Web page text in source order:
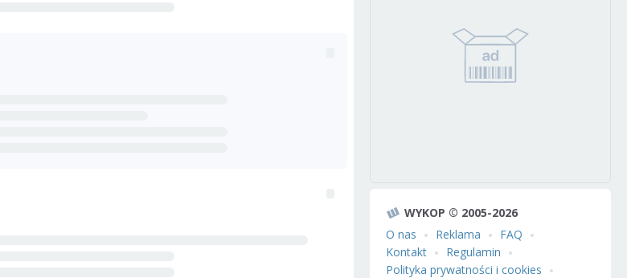
WYKOP © 2005-2026
O nas
Reklama
FAQ
Kontakt
Regulamin
Polityka prywatności i cookies